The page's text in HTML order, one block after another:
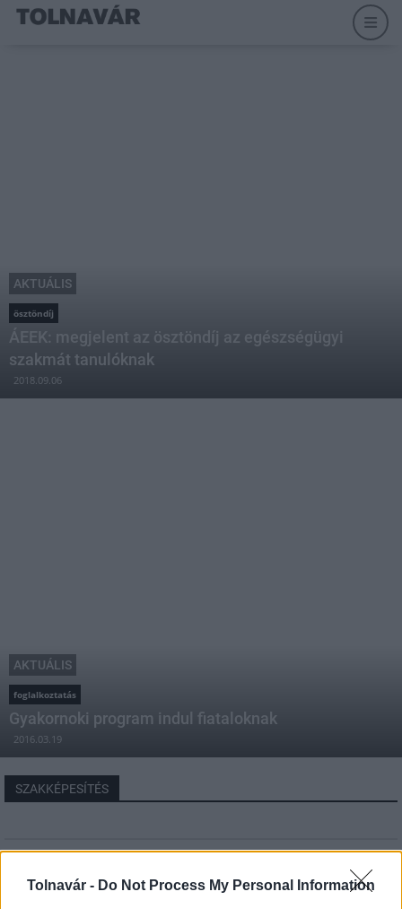
Tolnavár - Do Not Process My Personal Information
AKTUÁLIS
ösztöndíj
ÁEEK: megjelent az ösztöndíj az egészségügyi
szakmát tanulóknak
2018.09.06
AKTUÁLIS
foglalkoztatás
Gyakornoki program indul fiataloknak
2016.03.19
SZAKKÉPESÍTÉS